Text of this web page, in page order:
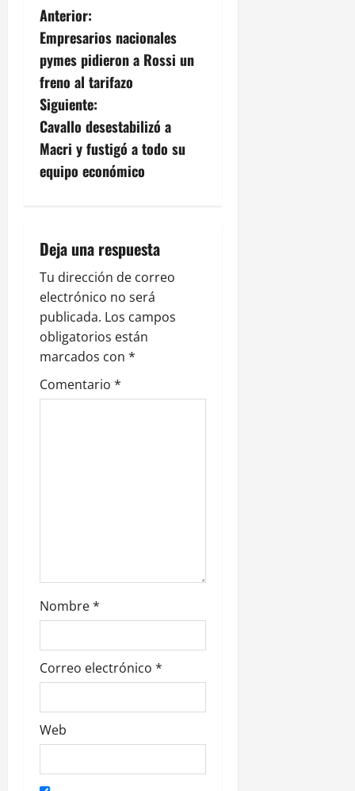
N
a
v
e
g
a
i
ó
n
d
e
d
a
s
Anterior:
Empresarios nacionales
pymes pidieron a Rossi un
freno al tarifazo
Siguiente:
Cavallo desestabilizó a
Macri y fustigó a todo su
equipo económico
Deja una respuesta
Tu dirección de correo
electrónico no será
publicada. Los campos
obligatorios están
marcados con *
Comentario *
Nombre*
Correo electrónico *
Web